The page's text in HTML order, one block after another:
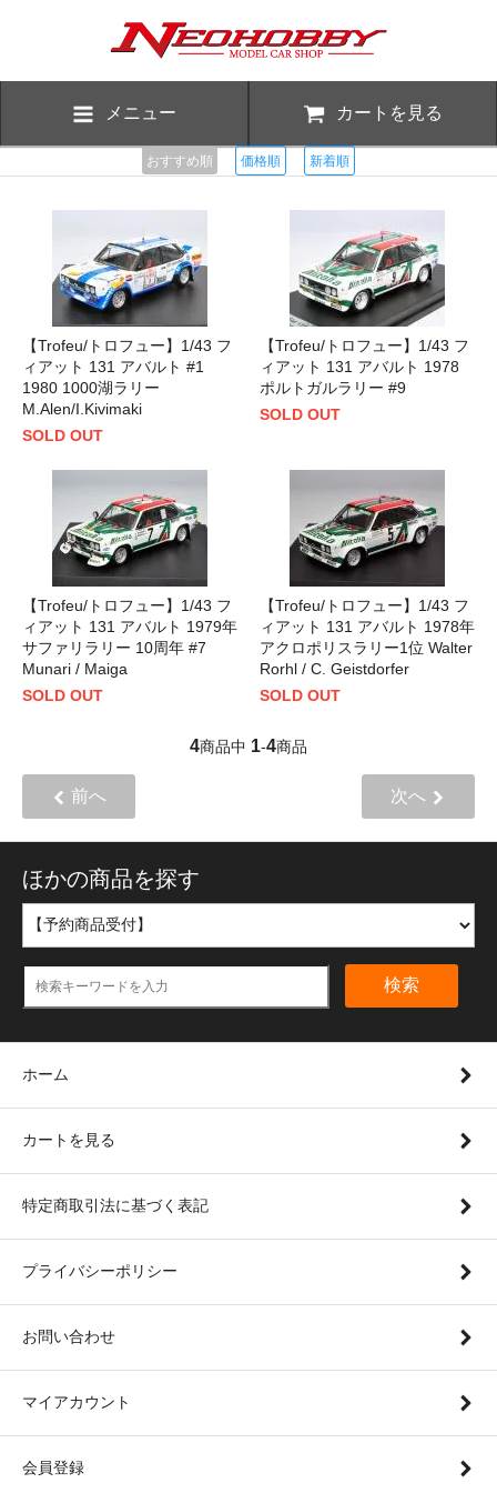
メニュー カートを見る
おすすめ順 価格順 新着順
【Trofeu/トロフュー】1/43 フ
ィアット 131 アバルト #1
1980 1000湖ラリー
M.Alen/I.Kivimaki
SOLD OUT
【Trofeu/トロフュー】1/43 フ
ィアット 131 アバルト 1978
ポルトガルラリー #9
SOLD OUT
【Trofeu/トロフュー】1/43 フ
ィアット 131 アバルト 1979年
サファリラリー 10周年 #7
Munari / Maiga
SOLD OUT
【Trofeu/トロフュー】1/43 フ
ィアット 131 アバルト 1978年
アクロポリスラリー1位 Walter
Rorhl / C. Geistdorfer
SOLD OUT
4商品中 1-4商品
前へ 次へ
ほかの商品を探す
検索
ホーム
カートを見る
特定商取引法に基づく表記
プライバシーポリシー
お問い合わせ
マイアカウント
会員登録